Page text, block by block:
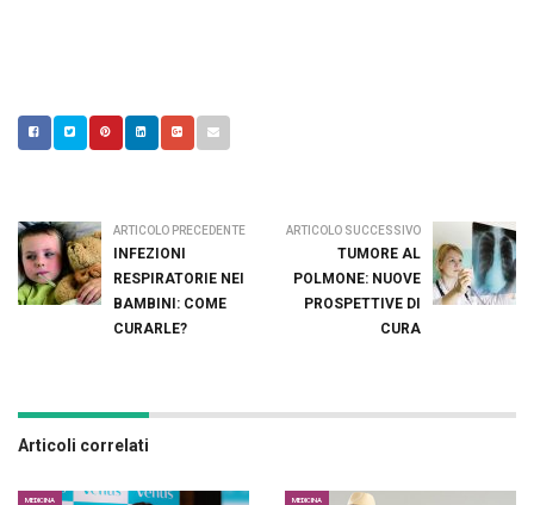
ARTICOLO PRECEDENTE
INFEZIONI
RESPIRATORIE NEI
BAMBINI: COME
CURARLE?
ARTICOLO SUCCESSIVO
TUMORE AL
POLMONE: NUOVE
PROSPETTIVE DI
CURA
Articoli correlati
MEDICINA MEDICINA